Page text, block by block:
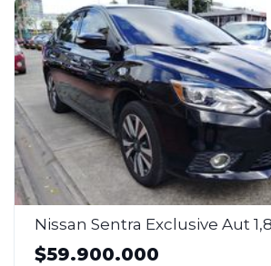
Nissan Sentra Exclusive Aut
$59.900.000